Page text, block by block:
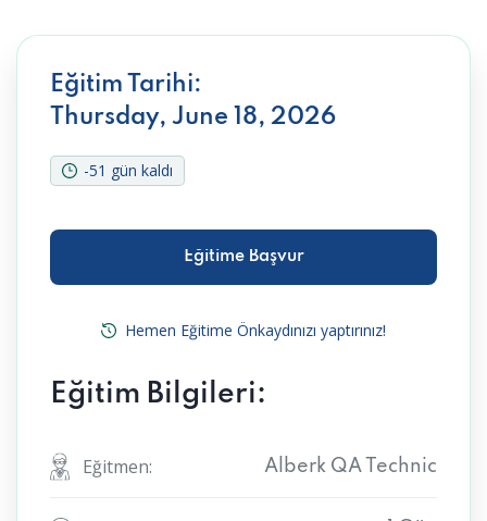
Eğitim Tarihi:
Thursday, June 18, 2026
-51 gün kaldı
Eğitime Başvur
Hemen Eğitime Önkaydınızı yaptırınız!
Eğitim Bilgileri:
Eğitmen: Alberk QA Technic